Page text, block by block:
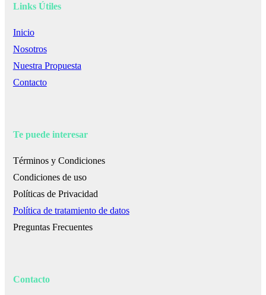
Links Útiles
Inicio
Nosotros
Nuestra Propuesta
Contacto
Te puede interesar
Términos y Condiciones
Condiciones de uso
Políticas de Privacidad
Política de tratamiento de datos
Preguntas Frecuentes
Contacto